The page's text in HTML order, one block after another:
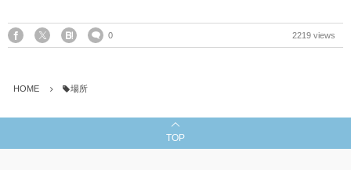
0 2219 views
HOME 場所
TOP